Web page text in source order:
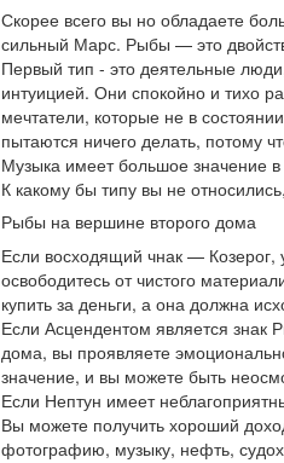
Скорее всего вы но обладаете
сильный Марс. Рыбы — это
Первый тип - это деятельные
интуицией. Они спокойно и тихо
мечтатели, которые не в
пытаются ничего делать, потому
Музыка имеет большое значение
К какому бы типу вы не
Рыбы на вершине второго дома
Если восходящий чнак — Козерог,
освободитесь от чистого
купить за деньги, а она должна
Если Асцендентом является знак
дома, вы проявляете
значение, и вы можете быть
Если Нептун имеет
Вы можете получить хороший
фотографию, музыку, нефть,